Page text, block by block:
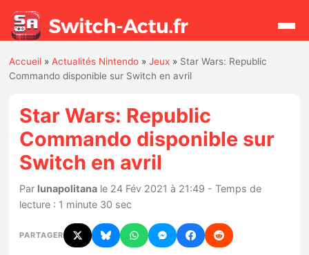
Actualités
Jeux
Hardware
Mises à jour
Accueil »Actualités Nintendo »Jeux » Star Wars: Republic
Commando disponible sur Switch en avril
Star Wars: Republic
Commando disponible sur
Switch en avril
Par lunapolitana le 24 Fév 2021 à 21:49 - Temps de
lecture : 1 minute 30 sec
PARTAGER